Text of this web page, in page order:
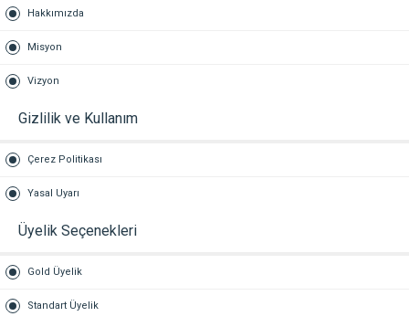
Hakkımızda
Misyon
Vizyon
Gizlilik ve Kullanım
Çerez Politikası
Yasal Uyarı
Üyelik Seçenekleri
Gold Üyelik
Standart Üyelik